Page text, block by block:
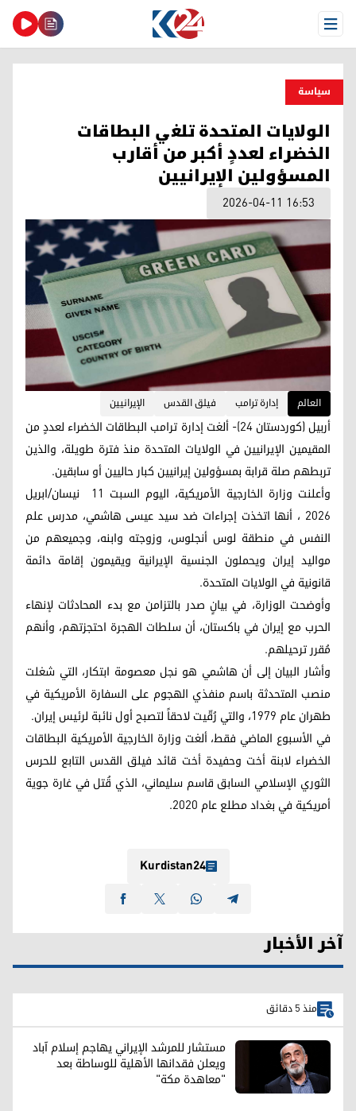
Open Menu
سیاسة
الولايات المتحدة تلغي البطاقات
الخضراء لعددٍ أكبر من أقارب
المسؤولين الإيرانيين
2026-04-11 16:53
العالم إدارة ترامب فيلق القدس الإيرانيين
أربيل (كوردستان 24)- ألغت إدارة ترامب البطاقات الخضراء لعددٍ من
المقيمين الإيرانيين في الولايات المتحدة منذ فترة طويلة، والذين
تربطهم صلة قرابة بمسؤولين إيرانيين كبار حاليين أو سابقين.
وأعلنت وزارة الخارجية الأمريكية، اليوم السبت 11 نیسان/ابریل
2026 ، أنها اتخذت إجراءات ضد سيد عيسى هاشمي، مدرس علم
النفس في منطقة لوس أنجلوس، وزوجته وابنه، وجميعهم من
مواليد إيران ويحملون الجنسية الإيرانية ويقيمون إقامة دائمة
قانونية في الولايات المتحدة.
وأوضحت الوزارة، في بيانٍ صدر بالتزامن مع بدء المحادثات لإنهاء
الحرب مع إيران في باكستان، أن سلطات الهجرة احتجزتهم، وأنهم
مُقرر ترحيلهم.
وأشار البيان إلى أن هاشمي هو نجل معصومة ابتكار، التي شغلت
منصب المتحدثة باسم منفذي الهجوم على السفارة الأمريكية في
طهران عام ١٩٧٩، والتي رُقّيت لاحقاً لتصبح أول نائبة لرئيس إيران.
في الأسبوع الماضي فقط، ألغت وزارة الخارجية الأمريكية البطاقات
الخضراء لابنة أخت وحفيدة أخت قائد فيلق القدس التابع للحرس
الثوري الإسلامي السابق قاسم سليماني، الذي قُتل في غارة جوية
أمريكية في بغداد مطلع عام 2020.
Kurdistan24
آخر الأخبار
منذ 5 دقائق
مستشار للمرشد الإيراني يهاجم إسلام آباد
ويعلن فقدانها الأهلية للوساطة بعد
"معاهدة مكة"